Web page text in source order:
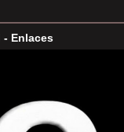
- Enlaces